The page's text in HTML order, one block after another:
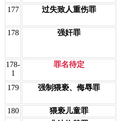
177 过失致人重伤罪
178
强奸罪
178-
1
罪名待定
179 强制猥亵、侮辱罪
180 猥亵儿童罪